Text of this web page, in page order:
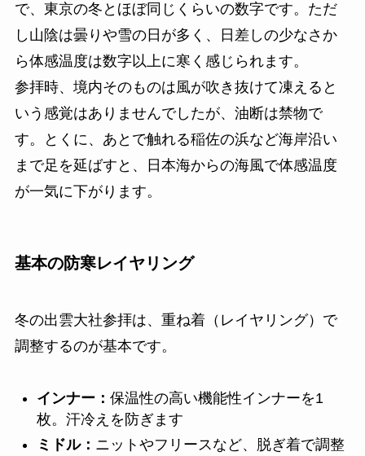
で、東京の冬とほぼ同じくらいの数字です。ただ
し山陰は曇りや雪の日が多く、日差しの少なさか
ら体感温度は数字以上に寒く感じられます。
参拝時、境内そのものは風が吹き抜けて凍えると
いう感覚はありませんでしたが、油断は禁物で
す。とくに、あとで触れる稲佐の浜など海岸沿い
まで足を延ばすと、日本海からの海風で体感温度
が一気に下がります。
基本の防寒レイヤリング
冬の出雲大社参拝は、重ね着（レイヤリング）で
調整するのが基本です。
インナー： 保温性の高い機能性インナーを1
枚。汗冷えを防ぎます
ミドル： ニットやフリースなど、脱ぎ着で調整